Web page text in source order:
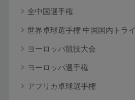
全中国選手権
世界卓球選手権 中国国内トラ
ヨーロッパ競技大会
ヨーロッパ選手権
アフリカ卓球選手権